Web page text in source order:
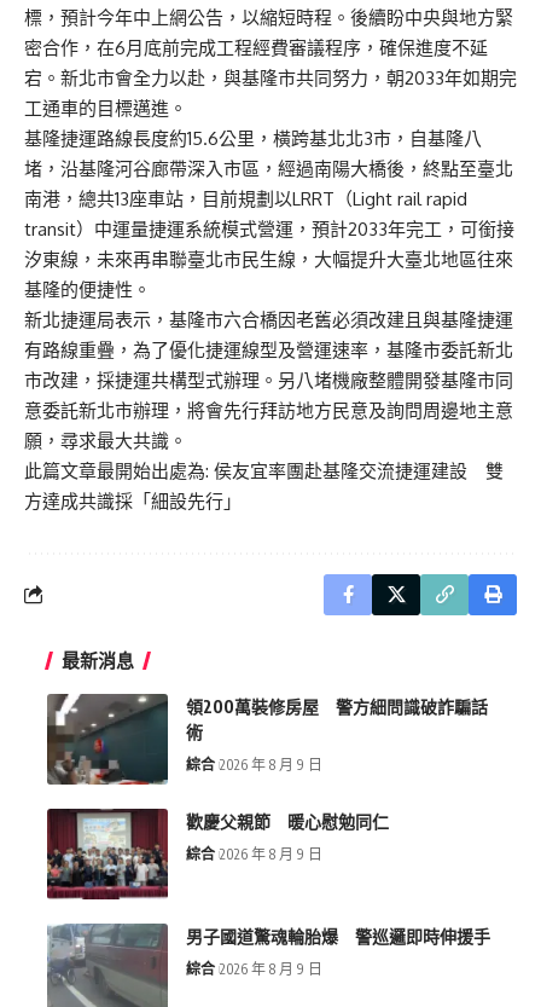
標，預計今年中上網公告，以縮短時程。後續盼中央與地方緊
密合作，在6月底前完成工程經費審議程序，確保進度不延
宕。新北市會全力以赴，與基隆市共同努力，朝2033年如期完
工通車的目標邁進。
基隆捷運路線長度約15.6公里，橫跨基北北3市，自基隆八
堵，沿基隆河谷廊帶深入市區，經過南陽大橋後，終點至臺北
南港，總共13座車站，目前規劃以LRRT（Light rail rapid
transit）中運量捷運系統模式營運，預計2033年完工，可銜接
汐東線，未來再串聯臺北市民生線，大幅提升大臺北地區往來
基隆的便捷性。
新北捷運局表示，基隆市六合橋因老舊必須改建且與基隆捷運
有路線重疊，為了優化捷運線型及營運速率，基隆市委託新北
市改建，採捷運共構型式辦理。另八堵機廠整體開發基隆市同
意委託新北市辦理，將會先行拜訪地方民意及詢問周邊地主意
願，尋求最大共識。
此篇文章最開始出處為: 侯友宜率團赴基隆交流捷運建設 雙
方達成共識採「細設先行」
最新消息
領200萬裝修房屋 警方細問識破詐騙話
術
綜合 2026 年 8 月 9 日
歡慶父親節 暖心慰勉同仁
綜合 2026 年 8 月 9 日
男子國道驚魂輪胎爆 警巡邏即時伸援手
綜合 2026 年 8 月 9 日